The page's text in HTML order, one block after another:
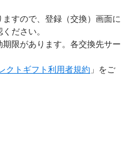
すので、登録（交換）画面に
ださい。
限があります。各交換先サー
クトギフト利用者規約 」をご